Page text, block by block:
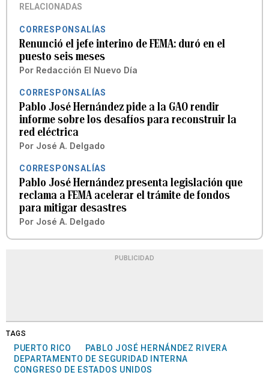
RELACIONADAS
CORRESPONSALÍAS
Renunció el jefe interino de FEMA: duró en el
puesto seis meses
Por Redacción El Nuevo Día
CORRESPONSALÍAS
Pablo José Hernández pide a la GAO rendir
informe sobre los desafíos para reconstruir la
red eléctrica
Por José A. Delgado
CORRESPONSALÍAS
Pablo José Hernández presenta legislación que
reclama a FEMA acelerar el trámite de fondos
para mitigar desastres
Por José A. Delgado
PUBLICIDAD
TAGS
PUERTO RICO
PABLO JOSÉ HERNÁNDEZ RIVERA
DEPARTAMENTO DE SEGURIDAD INTERNA
CONGRESO DE ESTADOS UNIDOS